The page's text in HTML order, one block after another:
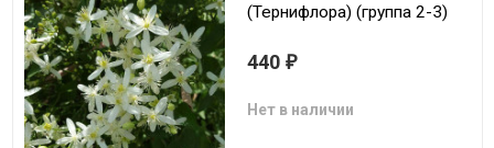
(Тернифлора) (группа 2-3)
440 ₽
Нет в наличии